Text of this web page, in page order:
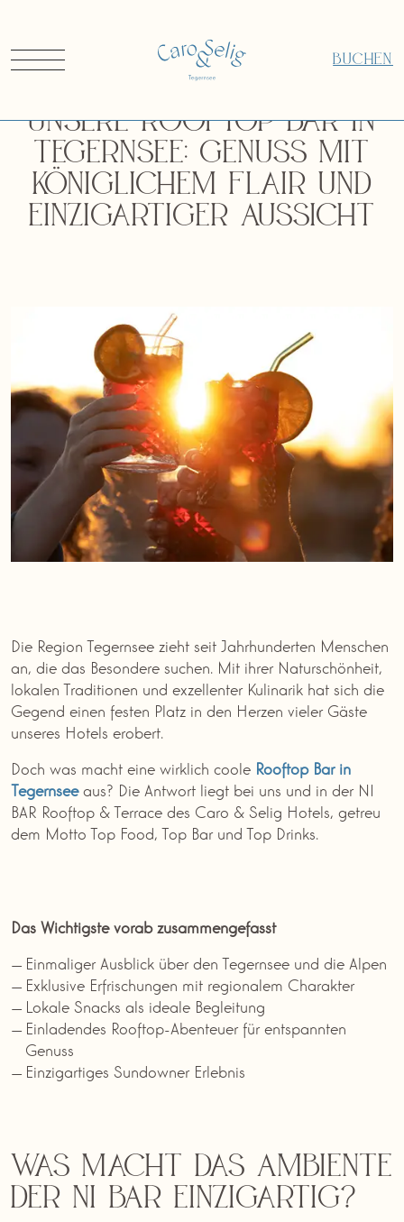
BUCHEN
Unsere Rooftop Bar in
Tegernsee: Genuss mit
königlichem Flair und
einzigartiger Aussicht
Die Region Tegernsee zieht seit Jahrhunderten Menschen
an, die das Besondere suchen. Mit ihrer Naturschönheit,
lokalen Traditionen und exzellenter Kulinarik hat sich die
Gegend einen festen Platz in den Herzen vieler Gäste
unseres Hotels erobert.
Doch was macht eine wirklich coole Rooftop Bar in
Tegernseeaus? Die Antwort liegt bei uns und in der NI
BAR Rooftop & Terrace des Caro & Selig Hotels, getreu
dem Motto Top Food, Top Bar und Top Drinks.
Das Wichtigste vorab zusammengefasst
Einmaliger Ausblick über den Tegernsee und die Alpen
Exklusive Erfrischungen mit regionalem Charakter
Lokale Snacks als ideale Begleitung
Einladendes Rooftop-Abenteuer für entspannten
Genuss
Einzigartiges Sundowner Erlebnis
Was macht das Ambiente
der NI BAR einzigartig?